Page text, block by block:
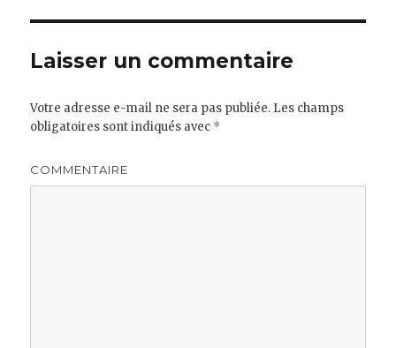
Laisser un commentaire
Votre adresse e-mail ne sera pas publiée. Les champs
obligatoires sont indiqués avec *
COMMENTAIRE